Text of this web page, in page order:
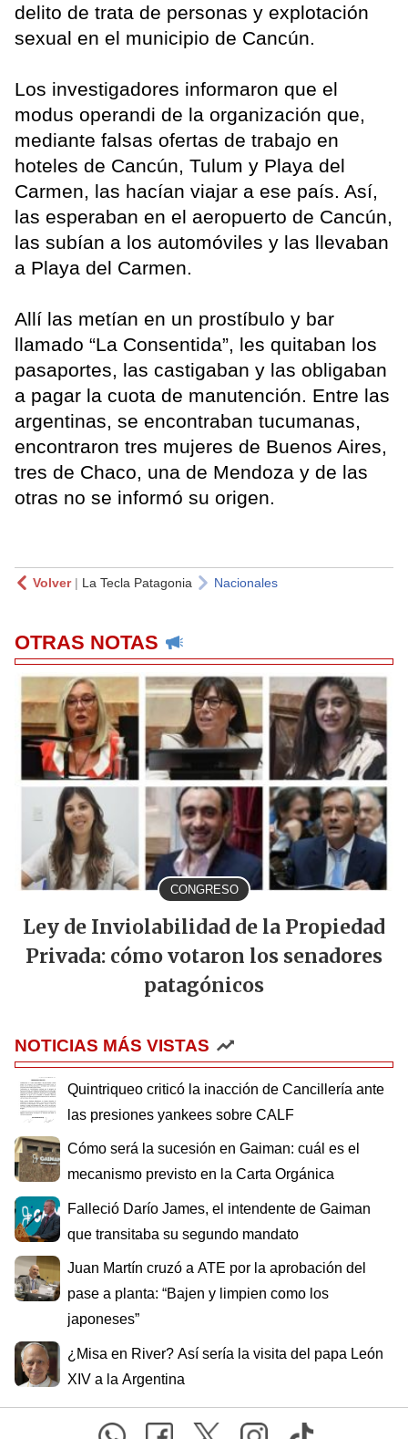
delito de trata de personas y explotación
sexual en el municipio de Cancún.
Los investigadores informaron que el
modus operandi de la organización que,
mediante falsas ofertas de trabajo en
hoteles de Cancún, Tulum y Playa del
Carmen, las hacían viajar a ese país. Así,
las esperaban en el aeropuerto de Cancún,
las subían a los automóviles y las llevaban
a Playa del Carmen.
Allí las metían en un prostíbulo y bar
llamado “La Consentida”, les quitaban los
pasaportes, las castigaban y las obligaban
a pagar la cuota de manutención. Entre las
argentinas, se encontraban tucumanas,
encontraron tres mujeres de Buenos Aires,
tres de Chaco, una de Mendoza y de las
otras no se informó su origen.
Volver| La Tecla Patagonia Nacionales
OTRAS NOTAS
CONGRESO
Ley de Inviolabilidad de la Propiedad
Privada: cómo votaron los senadores
patagónicos
NOTICIAS MÁS VISTAS
Quintriqueo criticó la inacción de Cancillería ante
las presiones yankees sobre CALF
Cómo será la sucesión en Gaiman: cuál es el
mecanismo previsto en la Carta Orgánica
Falleció Darío James, el intendente de Gaiman
que transitaba su segundo mandato
Juan Martín cruzó a ATE por la aprobación del
pase a planta: “Bajen y limpien como los
japoneses”
¿Misa en River? Así sería la visita del papa León
XIV a la Argentina